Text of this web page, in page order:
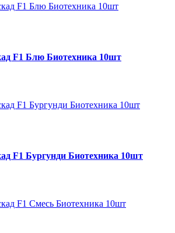
F1 Блю Биотехника 10шт
F1 Бургунди Биотехника 10шт